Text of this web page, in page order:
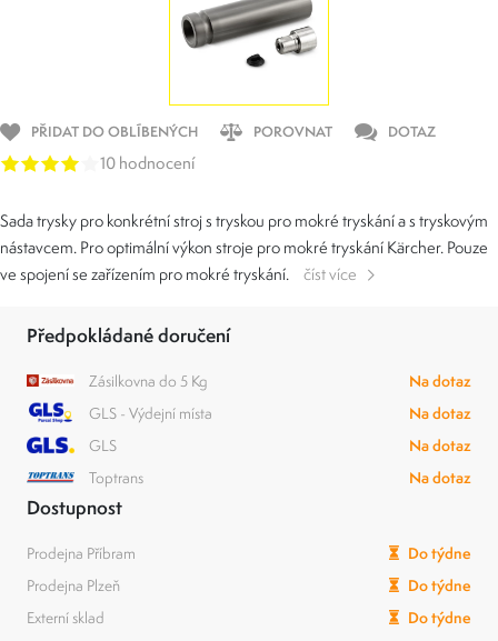
PŘIDAT DO OBLÍBENÝCH POROVNAT DOTAZ
10 hodnocení
Sada trysky pro konkrétní stroj s tryskou pro mokré tryskání a s tryskovým
nástavcem. Pro optimální výkon stroje pro mokré tryskání Kärcher. Pouze
ve spojení se zařízením pro mokré tryskání.
číst více
Předpokládané doručení
Zásilkovna do 5 Kg
Na dotaz
GLS - Výdejní místa
Na dotaz
GLS
Na dotaz
Toptrans
Na dotaz
Dostupnost
Prodejna Příbram
Do týdne
Prodejna Plzeň
Do týdne
Externí sklad
Do týdne